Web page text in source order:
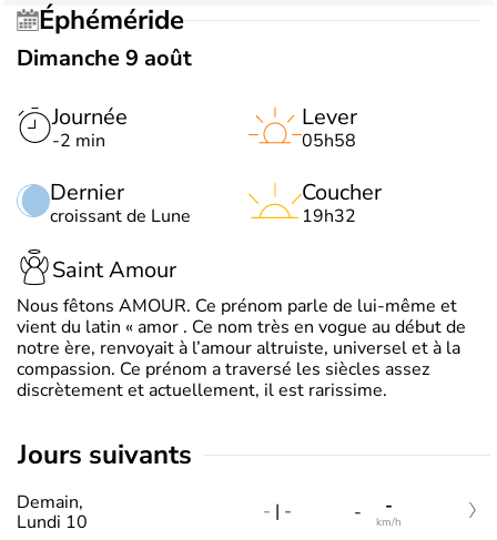
Éphéméride
Dimanche 9 août
Journée
-2 min
Dernier
croissant de Lune
Lever
05h58
Coucher
19h32
Saint Amour
Nous fêtons AMOUR. Ce prénom parle de lui-même et
vient du latin « amor . Ce nom très en vogue au début de
notre ère, renvoyait à l’amour altruiste, universel et à la
compassion. Ce prénom a traversé les siècles assez
discrètement et actuellement, il est rarissime.
jours suivants
Demain,
Lundi 10
- | - - -
km/h